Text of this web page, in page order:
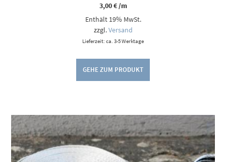
3,00€/m
Enthält 19% MwSt.
zzgl.Versand
Lieferzeit: ca. 3-5 Werktage
GEHE ZUM PRODUKT